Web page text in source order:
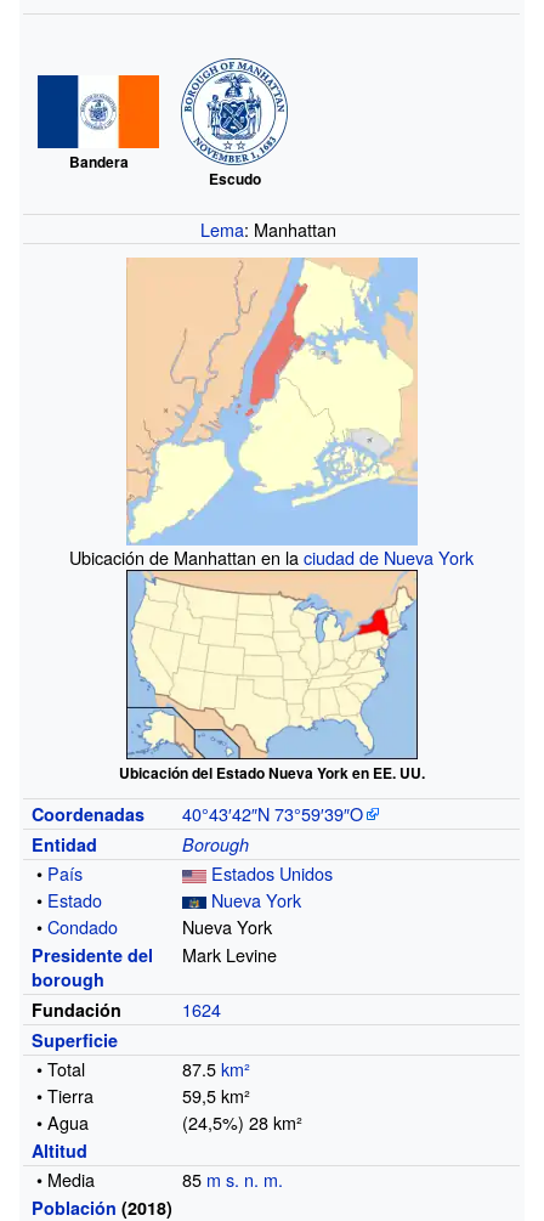
Bandera
Escudo
Lema: Manhattan
Ubicación de Manhattan en laciudad de Nueva York
Ubicación del Estado Nueva York en EE. UU.
Coordenadas 40°43′42″N73°59′39″O
Entidad Borough
• País
Estados Unidos
• Estado
Nueva York
•Condado Nueva York
Presidente del
borough
Mark Levine
Fundación 1624
Superficie
• Total 87.5km²
• Tierra
59,5 km²
• Agua
(24,5%) 28 km²
Altitud
• Media 85 m s. n. m.
Población (2018)